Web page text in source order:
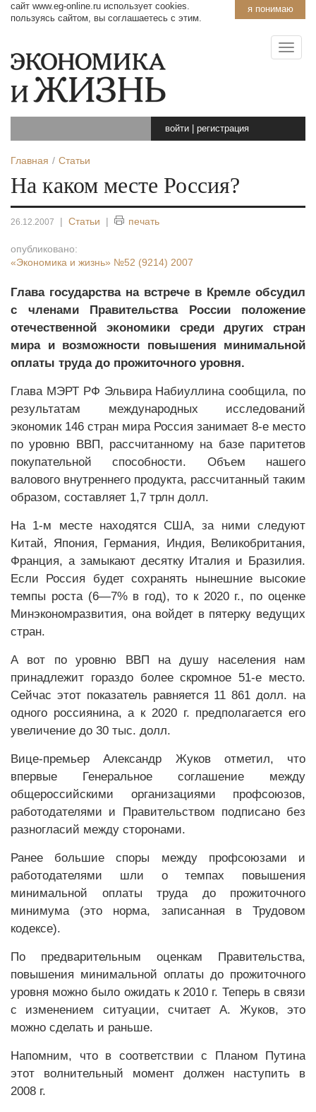
я понимаю
сайт www.eg-online.ru использует cookies.
пользуясь сайтом, вы соглашаетесь с этим.
войти регистрация
Главная Статьи
На каком месте Россия?
26.12.2007 | Статьи | печать
опубликовано:
«Экономика и жизнь» №52 (9214) 2007
Глава государства на встрече в Кремле обсудил
с членами Правительства России положение
отечественной экономики среди других стран
мира и возможности повышения минимальной
оплаты труда до прожиточного уровня.
Глава МЭРТ РФ Эльвира Набиуллина сообщила, по
результатам международных исследований
экономик 146 стран мира Россия занимает 8-е место
по уровню ВВП, рассчитанному на базе паритетов
покупательной способности. Объем нашего
валового внутреннего продукта, рассчитанный таким
образом, составляет 1,7 трлн долл.
На 1-м месте находятся США, за ними следуют
Китай, Япония, Германия, Индия, Великобритания,
Франция, а замыкают десятку Италия и Бразилия.
Если Россия будет сохранять нынешние высокие
темпы роста (6—7% в год), то к 2020 г., по оценке
Минэкономразвития, она войдет в пятерку ведущих
стран.
А вот по уровню ВВП на душу населения нам
принадлежит гораздо более скромное 51-е место.
Сейчас этот показатель равняется 11 861 долл. на
одного россиянина, а к 2020 г. предполагается его
увеличение до 30 тыс. долл.
Вице-премьер Александр Жуков отметил, что
впервые Генеральное соглашение между
общероссийскими организациями профсоюзов,
работодателями и Правительством подписано без
разногласий между сторонами.
Ранее большие споры между профсоюзами и
работодателями шли о темпах повышения
минимальной оплаты труда до прожиточного
минимума (это норма, записанная в Трудовом
кодексе).
По предварительным оценкам Правительства,
повышения минимальной оплаты до прожиточного
уровня можно было ожидать к 2010 г. Теперь в связи
с изменением ситуации, считает А. Жуков, это
можно сделать и раньше.
Напомним, что в соответствии с Планом Путина
этот волнительный момент должен наступить в
2008 г.